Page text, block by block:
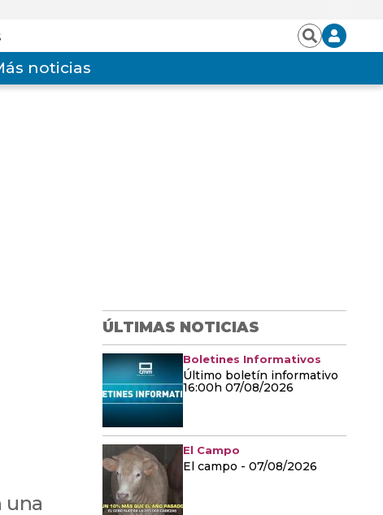
BuscarIniciar
sesión
noticias
una
ÚLTIMAS NOTICIAS
Boletines Informativos
Último boletín informativo
16:00h 07/08/2026
El Campo
El campo - 07/08/2026